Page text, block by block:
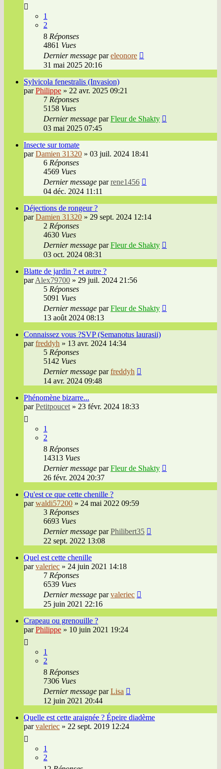
1
2
8 Réponses
4861 Vues
Dernier message pareleonore
31 mai 2025 20:16
Sylvicola fenestralis (Invasion)
parPhilippe » 22 avr. 2025 09:21
7 Réponses
5158 Vues
Dernier message parFleur de Shakty
03 mai 2025 07:45
Insecte sur tomate
parDamien 31320 » 03 juil. 2024 18:41
6 Réponses
4569 Vues
Dernier message parrene1456
04 déc. 2024 11:11
Déjections de rongeur ?
parDamien 31320 » 29 sept. 2024 12:14
2 Réponses
4630 Vues
Dernier message parFleur de Shakty
03 oct. 2024 08:31
Blatte de jardin ? et autre ?
parAlex79700 » 29 juil. 2024 21:56
5 Réponses
5091 Vues
Dernier message parFleur de Shakty
13 août 2024 08:13
Connaissez vous ?SVP (Semanotus laurasii)
parfreddyh » 13 avr. 2024 14:34
5 Réponses
5142 Vues
Dernier message parfreddyh
14 avr. 2024 09:48
Phénomène bizarre...
parPetitpoucet » 23 févr. 2024 18:33
1
2
8 Réponses
14313 Vues
Dernier message parFleur de Shakty
26 févr. 2024 20:37
Qu'est ce que cette chenille ?
parwaldi57200 » 24 mai 2022 09:59
3 Réponses
6693 Vues
Dernier message parPhilibert35
22 sept. 2022 13:08
Quel est cette chenille
parvaleriec » 24 juin 2021 14:18
7 Réponses
6539 Vues
Dernier message parvaleriec
25 juin 2021 22:16
Crapeau ou grenouille ?
parPhilippe » 10 juin 2021 19:24
1
2
8 Réponses
7306 Vues
Dernier message parLisa
12 juin 2021 20:44
Quelle est cette araignée ? Épeire diadème
parvaleriec » 22 sept. 2019 12:24
1
2